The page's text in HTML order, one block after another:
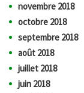
novembre 2018
octobre 2018
septembre 2018
août 2018
juillet 2018
juin 2018